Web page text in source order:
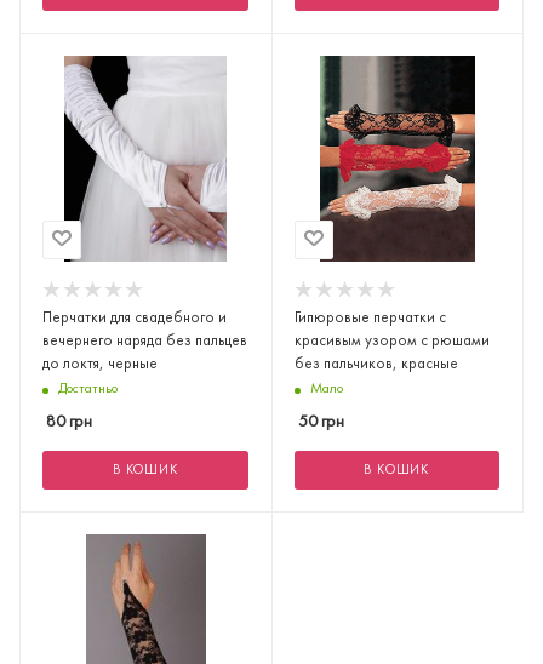
Перчатки для свадебного и
вечернего наряда без пальцев
до локтя, черные
Достатньо
80грн
В КОШИК
Гипюровые перчатки с
красивым узором с рюшами
без пальчиков, красные
Мало
50грн
В КОШИК